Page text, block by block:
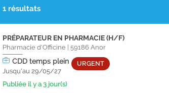
1 résultats
PRÉPARATEUR EN PHARMACIE (H/F)
Pharmacie d'Officine |59186Anor
CDDtemps plein
Jusqu'au 29/05/27
URGENT
Publiée il y a 3 jour(s)